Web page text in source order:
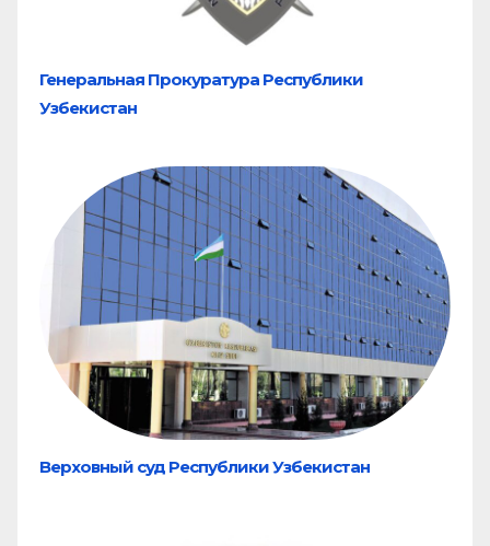
Генеральная Прокуратура Республики
Узбекистан
Верховный суд Республики Узбекистан